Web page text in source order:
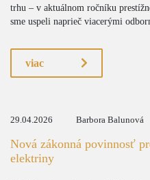
trhu – v aktuálnom ročníku
sme uspeli naprieč viacerými
viac
29.04.2026 Barbora Balunová
Nová zákonná povinnosť
elektriny